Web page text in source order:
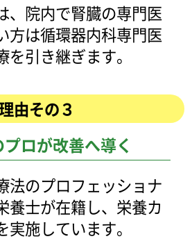
、院内で腎臓の専門医
方は循環器内科専門医
引き継ぎます。
由その３
ロが改善へ導く
法のプロフェッショナ
養士が在籍し、栄養カ
実施しています。